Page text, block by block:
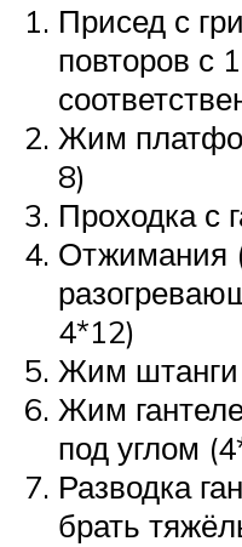
Присед с
повторов с
Жим
8)
Проходка с
Отжимания
4*12)
Жим
Жим
под углом
Разводка
брать